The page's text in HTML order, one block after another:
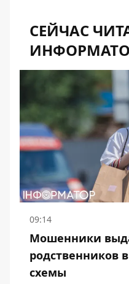
СЕЙЧАС
09:14
Мошенники
родственников
схемы